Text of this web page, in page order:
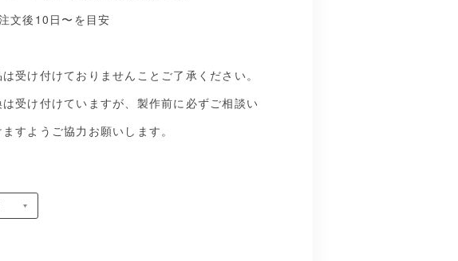
文後10日〜を目安
受け付けておりませんことご了承ください。
受け付けていますが、製作前に必ずご相談い
すようご協力お願いします。